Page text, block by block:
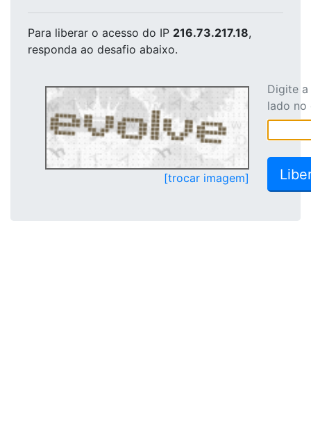
Para liberar o acesso do IP 216.73.217.18,
responda ao desafio abaixo.
[trocar imagem]
Digite
lado no